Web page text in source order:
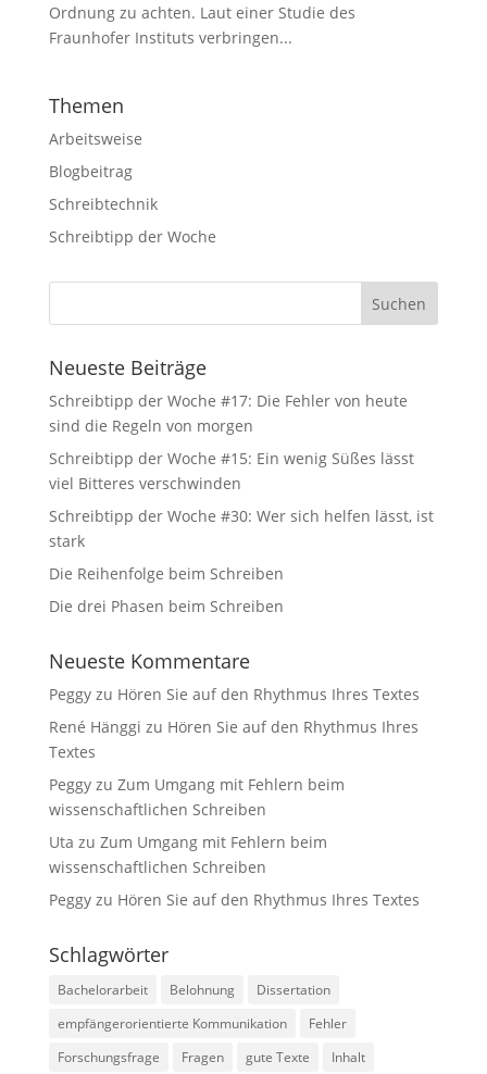
Ordnung zu achten. Laut einer Studie des
Fraunhofer Instituts verbringen...
Themen
Arbeitsweise
Blogbeitrag
Schreibtechnik
Schreibtipp der Woche
Neueste Beiträge
Schreibtipp der Woche #17: Die Fehler von heute
sind die Regeln von morgen
Schreibtipp der Woche #15: Ein wenig Süßes lässt
viel Bitteres verschwinden
Schreibtipp der Woche #30: Wer sich helfen lässt, ist
stark
Die Reihenfolge beim Schreiben
Die drei Phasen beim Schreiben
Neueste Kommentare
Peggyzu Hören Sie auf den Rhythmus Ihres Textes
René Hänggi zu Hören Sie auf den Rhythmus Ihres
Textes
Peggyzu Zum Umgang mit Fehlern beim
wissenschaftlichen Schreiben
Uta zu Zum Umgang mit Fehlern beim
wissenschaftlichen Schreiben
Peggyzu Hören Sie auf den Rhythmus Ihres Textes
Schlagwörter
Bachelorarbeit Belohnung
Dissertation
empfängerorientierte Kommunikation
Fehler
Forschungsfrage
Fragen gute Texte
Inhalt
optional, sie
werden
Funktion
benötigt.
Statistiken
Diese Cookies
Website zu
verbessern.
Erfahrungen
Diese Cookies
sorgen dafür,
Website
während Ihres
funktioniert.
Cookies
ablehnen,
werden einige
auf der
Website nicht
mehr
verfügbar
sein.
Marketing
Mit diesen Cookies
Interessen und Ihr
Besuch der
Website mit. Sie
erhöhen damit die
Wahrscheinlichkeit,